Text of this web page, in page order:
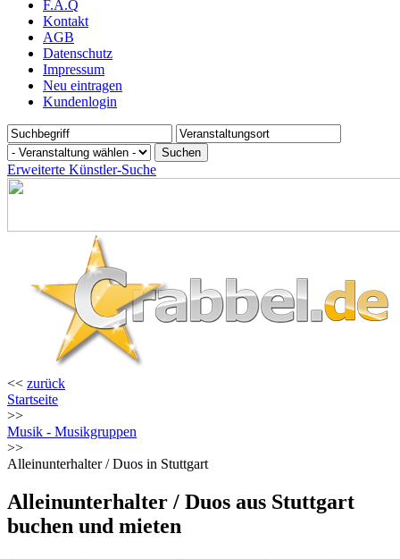
F.A.Q
Kontakt
AGB
Datenschutz
Impressum
Neu eintragen
Kundenlogin
Erweiterte Künstler-Suche
<< zurück
Startseite
>>
Musik - Musikgruppen
>>
Alleinunterhalter / Duos in Stuttgart
Alleinunterhalter / Duos aus Stuttgart
buchen und mieten